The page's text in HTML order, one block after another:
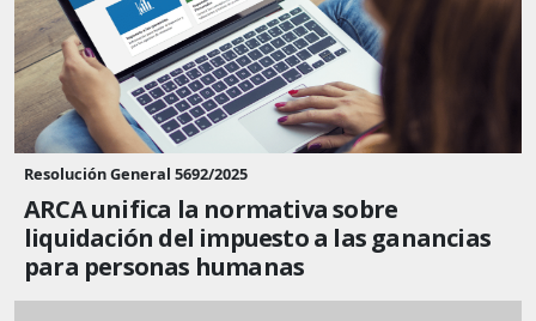
Resolución General 5692/2025
ARCA unifica la normativa sobre
liquidación del impuesto a las ganancias
para personas humanas